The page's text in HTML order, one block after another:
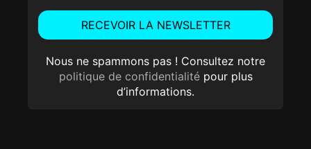
Nous ne spammons pas ! Consultez notre
politique de confidentialitépour plus
d’informations.